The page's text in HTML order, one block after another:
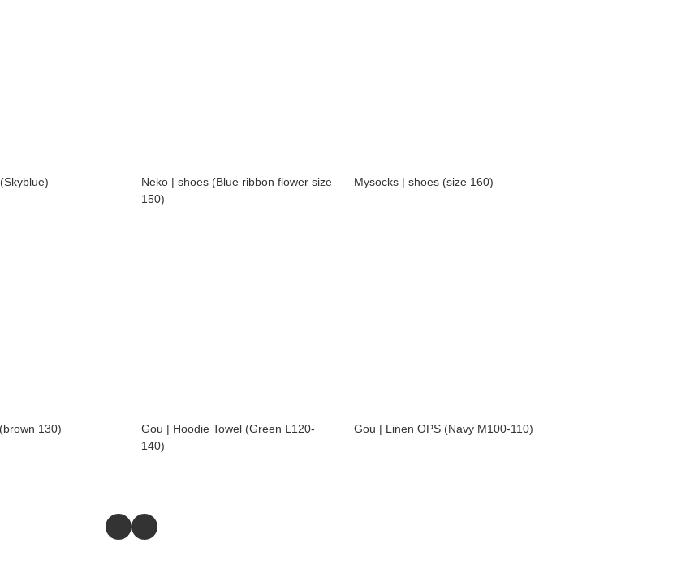
Neko | shoes (Blue ribbon flower size
150)
Mysocks | shoes (size 160)
130)
Gou | Hoodie Towel (Green L120-
140)
Gou | Linen OPS (Navy M100-110)